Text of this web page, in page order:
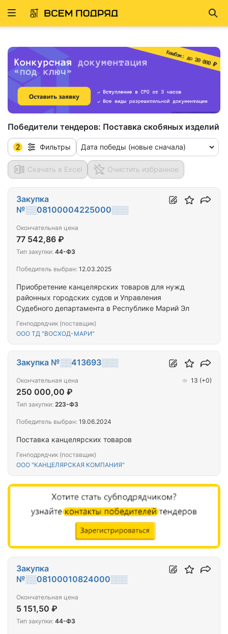
Развернуть
Победители тендеров: Поставка скобяных изделий
2 Фильтры Дата победы (новые сначала)
Скачать в Excel Очистить избранное
Приобретение канцелярских товаров для нужд
районных городских судов и Управления
Судебного департамента в Республике Марий Эл
Генподрядчик (поставщик)
ООО ТД "ВОСХОД-МАРИ"
Закупка
№░░08100004225000░░░
Окончательная цена
77 542,86 ₽
Тип закупки: 44-ФЗ
Победитель выбран: 12.03.2025
Поставка канцелярских товаров
Генподрядчик (поставщик)
ООО "КАНЦЕЛЯРСКАЯ КОМПАНИЯ"
Закупка №░░413693░░░
Окончательная цена
250 000,00 ₽
13 (+0)
Тип закупки: 223-ФЗ
Победитель выбран: 19.06.2024
Закупка
№░░08100010824000░░░
Окончательная цена
5 151,50 ₽
Тип закупки: 44-ФЗ